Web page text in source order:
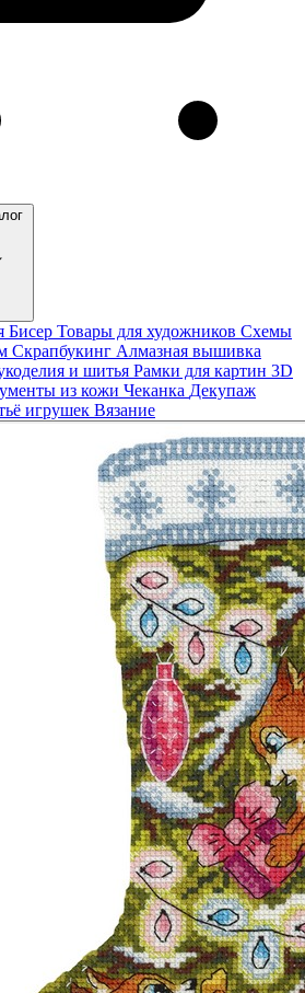
Бисер Товары для художников Схемы
Скрапбукинг Алмазная вышивка
и шитья Рамки для картин 3D
из кожи Чеканка Декупаж
игрушек Вязание